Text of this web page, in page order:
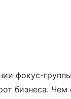
фокус-
бизнеса.